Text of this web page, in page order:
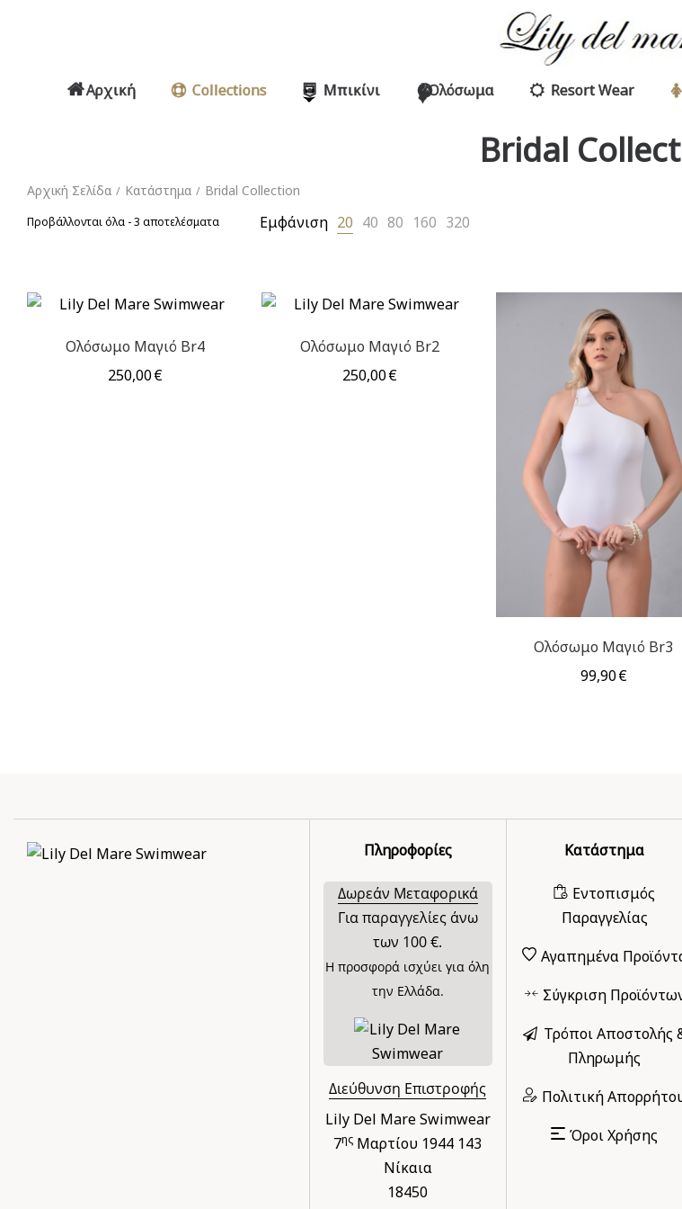
Αρχική Collections Μπικίνι Ολόσωμα Resort Wear
Bridal
Αρχική Σελίδα / Κατάστημα / Bridal Collection
Προβάλλονται όλα - 3 αποτελέσματα
to
Εμφάνιση 20 40 80 160 320
Ολόσωμο Μαγιό Br4
250,00€
Ολόσωμο Μαγιό Br2
250,00€
Ολόσωμο Μαγιό Br3
99,90€
Πληροφορίες
Δωρεάν Μεταφορικά
Για παραγγελίες άνω
των 100 €.
Η προσφορά ισχύει για όλη
την Ελλάδα.
Διεύθυνση Επιστροφής
Lily Del Mare Swimwear
7ης Μαρτίου 1944 143
Νίκαια
18450
Κατάστημα
Εντοπισμός
Παραγγελίας
Αγαπημένα
Σύγκριση
Τρόποι Αποστολής
Πληρωμής
Πολιτική
Όροι Χρήσης